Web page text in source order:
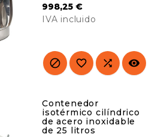
diseñado para
transportar y
catering, hoteles,
buffet, etc.
998,25 €
IVA incluido
   
Contenedor
isotérmico cilíndrico
de acero inoxidable
de 25 litros